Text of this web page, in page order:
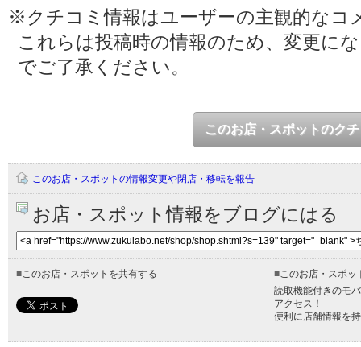
※クチコミ情報はユーザーの主観的なコ
これらは投稿時の情報のため、変更に
でご了承ください。
このお店・スポットのク
このお店・スポットの情報変更や閉店・移転を報告
お店・スポット情報をブログにはる
■このお店・スポットを共有する ■このお店・スポッ
読取機能付きのモ
アクセス！
便利に店舗情報を